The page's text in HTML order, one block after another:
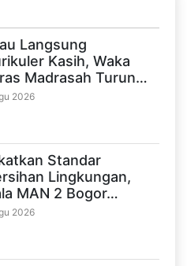
Langsung
Kasih, Waka
Madrasah Turun…
2026
Standar
Lingkungan,
MAN 2 Bogor…
2026